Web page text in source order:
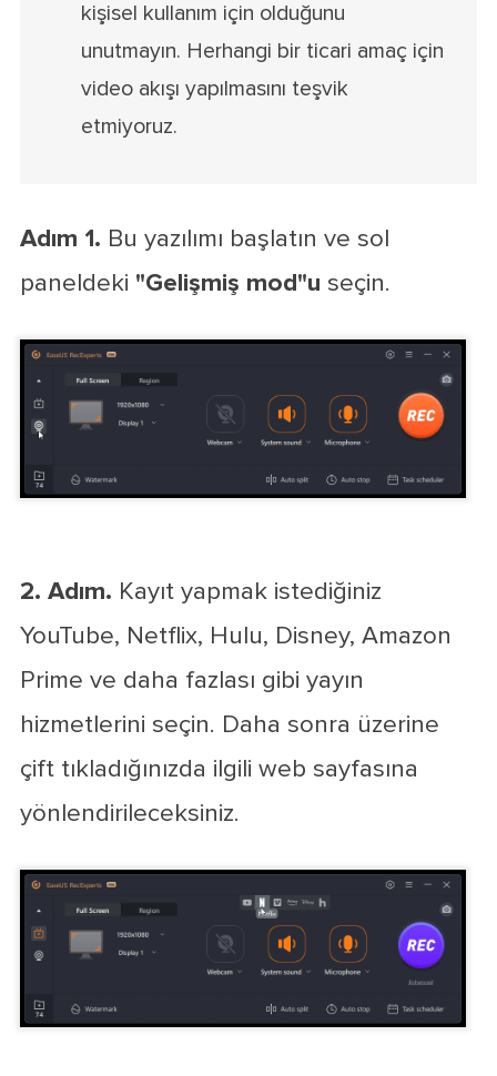
kişisel kullanım için olduğunu
unutmayın. Herhangi bir ticari amaç için
video akışı yapılmasını teşvik
etmiyoruz.
Adım 1. Bu yazılımı başlatın ve sol
paneldeki "Gelişmiş mod"u seçin.
2. Adım. Kayıt yapmak istediğiniz
YouTube, Netflix, Hulu, Disney, Amazon
Prime ve daha fazlası gibi yayın
hizmetlerini seçin. Daha sonra üzerine
çift tıkladığınızda ilgili web sayfasına
yönlendirileceksiniz.